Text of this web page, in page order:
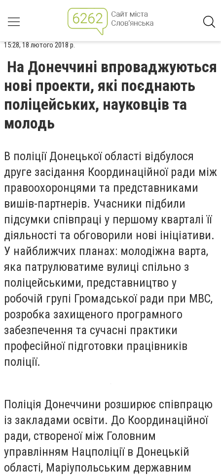
15:28, 18 лютого 2018 р.
На Донеччині впроваджуються
нові проекти, які поєднають
поліцейських, науковців та
молодь
В поліції Донецької області відбулося
друге засідання Координаційної ради між
правоохоронцями та представниками
вишів-партнерів. Учасники підбили
підсумки співпраці у першому кварталі її
діяльності та обговорили нові ініціативи.
У найближчих планах: молодіжна варта,
яка патрулюватиме вулиці спільно з
поліцейськими, представництво у
робочій групі Громадської ради при МВС,
розробка захищеного програмного
забезпечення та сучасні практики
професійної підготовки працівників
поліції.
Поліція Донеччини розширює співпрацю
із закладами освіти. До Координаційної
ради, створеної між Головним
управлінням Нацполіції в Донецькій
області, Маріупольським державним